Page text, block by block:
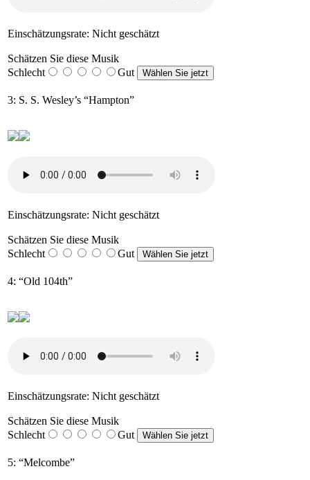
Einschätzungsrate: Nicht geschätzt
Schätzen Sie diese Musik
Schlecht
Gut
3: S. S. Wesley’s “Hampton”
Einschätzungsrate: Nicht geschätzt
Schätzen Sie diese Musik
Schlecht
Gut
4: “Old 104th”
Einschätzungsrate: Nicht geschätzt
Schätzen Sie diese Musik
Schlecht
Gut
5: “Melcombe”